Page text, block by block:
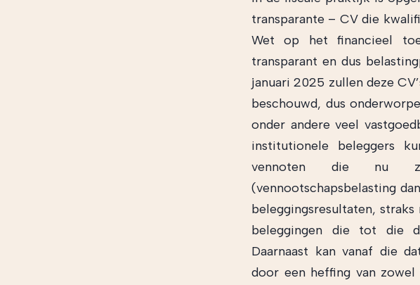
transparante – CV die
Wet op het financieel
transparant en dus
januari 2025 zullen deze
beschouwd, dus
onder andere veel
institutionele beleggers
vennoten die nu
(vennootschapsbelasting
beleggingsresultaten,
beleggingen die tot die
Daarnaast kan vanaf die
door een heffing van zowel